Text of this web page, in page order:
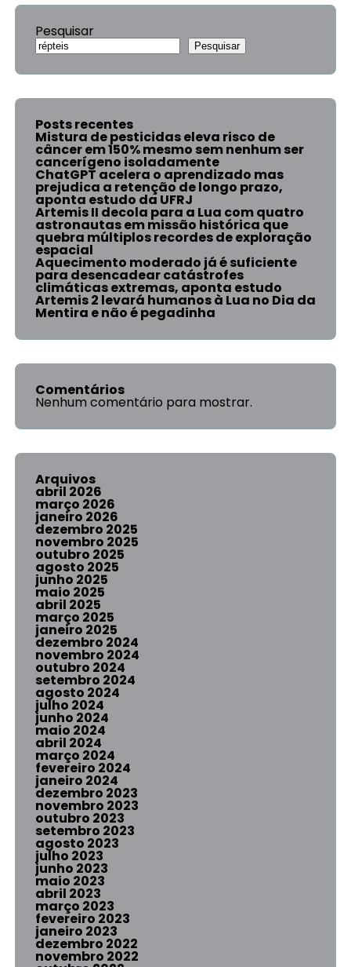
Pesquisar
Pesquisar
Posts recentes
Mistura de pesticidas eleva risco de
câncer em 150% mesmo sem nenhum ser
cancerígeno isoladamente
ChatGPT acelera o aprendizado mas
prejudica a retenção de longo prazo,
aponta estudo da UFRJ
Artemis II decola para a Lua com quatro
astronautas em missão histórica que
quebra múltiplos recordes de exploração
espacial
Aquecimento moderado já é suficiente
para desencadear catástrofes
climáticas extremas, aponta estudo
Artemis 2 levará humanos à Lua no Dia da
Mentira e não é pegadinha
Comentários
Nenhum comentário para mostrar.
Arquivos
abril 2026
março 2026
janeiro 2026
dezembro 2025
novembro 2025
outubro 2025
agosto 2025
junho 2025
maio 2025
abril 2025
março 2025
janeiro 2025
dezembro 2024
novembro 2024
outubro 2024
setembro 2024
agosto 2024
julho 2024
junho 2024
maio 2024
abril 2024
março 2024
fevereiro 2024
janeiro 2024
dezembro 2023
novembro 2023
outubro 2023
setembro 2023
agosto 2023
julho 2023
junho 2023
maio 2023
abril 2023
março 2023
fevereiro 2023
janeiro 2023
dezembro 2022
novembro 2022